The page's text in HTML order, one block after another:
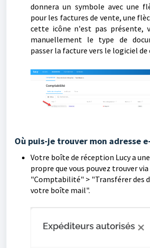
donnera un symbole avec une
pour les factures de vente, une
cette icône n'est pas présente,
manuellement le type de
passer la facture vers le logiciel
Où puis-je trouver mon adresse
Votre boîte de réception Lucy a
propre que vous pouvez trouver
"Comptabilité" > "Transférer des
votre boîte mail".